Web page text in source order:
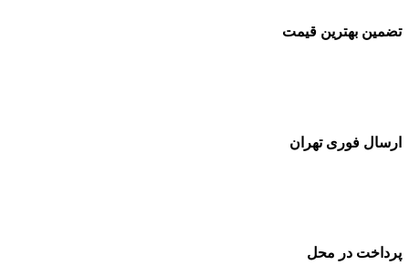
تضمین بهترین قیمت
ارسال فوری تهران
پرداخت در محل